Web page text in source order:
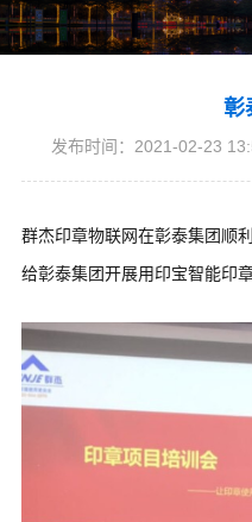
彰
发布时间：2021-02-23
群杰印章物联网在彰泰集团顺
给彰泰集团开展用印宝智能印章